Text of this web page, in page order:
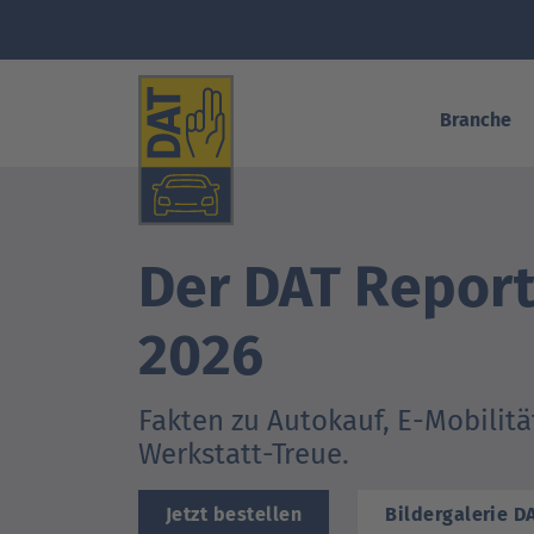
Branche
Autohaus und Werkstatt
Kfz-Sachverständige
Versicherungen
Branchenpartner
Produkte
Künstliche Intelligenz
Fahrzeugdaten & Telematik
Schulungen
Veranstaltungen
Studien und Publikationen
Know-how für Kunden
Der DAT
2026
Fakten zu Autokauf, E-
Werkstatt-Treue.
Jetzt bestellen